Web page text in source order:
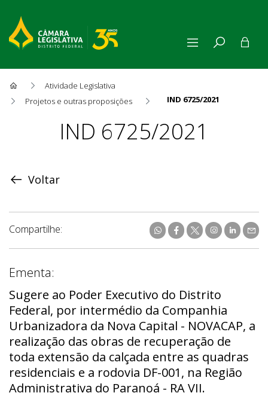
Atividade Legislativa
Projetos e outras proposições
IND 6725/2021
ProposiçãoIND 6725/2021
Voltar
Compartilhe:
Ementa:
Sugere ao Poder Executivo do Distrito
Federal, por intermédio da Companhia
Urbanizadora da Nova Capital - NOVACAP, a
realização das obras de recuperação de
toda extensão da calçada entre as quadras
residenciais e a rodovia DF-001, na Região
Administrativa do Paranoá - RA VII.